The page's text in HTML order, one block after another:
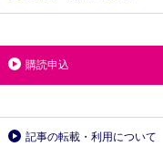
購読申込
記事の転載・利用について